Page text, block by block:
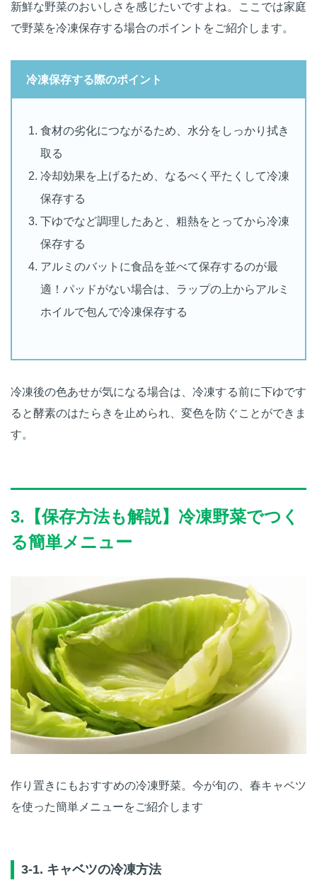
新鮮な野菜のおいしさを感じたいですよね。ここでは家庭
で野菜を冷凍保存する場合のポイントをご紹介します。
冷凍保存する際のポイント
食材の劣化につながるため、水分をしっかり拭き
取る
冷却効果を上げるため、なるべく平たくして冷凍
保存する
下ゆでなど調理したあと、粗熱をとってから冷凍
保存する
アルミのバットに食品を並べて保存するのが最
適！パッドがない場合は、ラップの上からアルミ
ホイルで包んで冷凍保存する
冷凍後の色あせが気になる場合は、冷凍する前に下ゆです
ると酵素のはたらきを止められ、変色を防ぐことができま
す。
3.【保存方法も解説】冷凍野菜でつく
る簡単メニュー
作り置きにもおすすめの冷凍野菜。今が旬の、春キャベツ
を使った簡単メニューをご紹介します
3-1. キャベツの冷凍方法